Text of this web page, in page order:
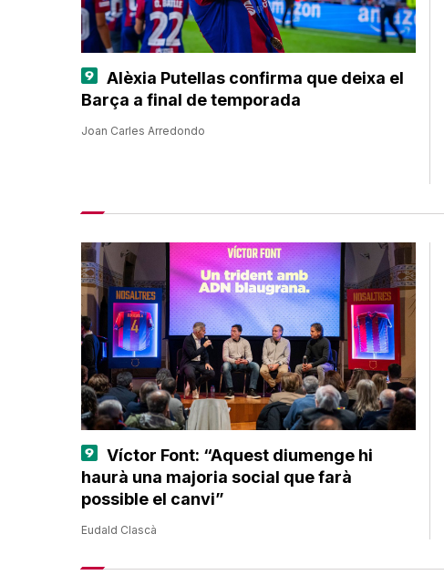
Alèxia Putellas confirma que deixa el
Barça a final de temporada
Joan Carles Arredondo
Víctor Font: “Aquest diumenge hi
haurà una majoria social que farà
possible el canvi”
Eudald Clascà